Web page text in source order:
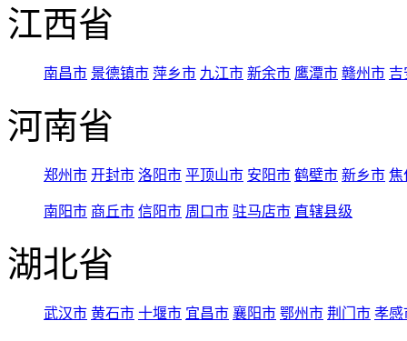
江西省
南昌市 景德镇市 萍乡市 九江市 新余市 鹰潭市 赣州市 吉
河南省
郑州市 开封市 洛阳市 平顶山市 安阳市 鹤壁市 新乡市 焦
南阳市 商丘市 信阳市 周口市 驻马店市 直辖县级
湖北省
武汉市 黄石市 十堰市 宜昌市 襄阳市 鄂州市 荆门市 孝感